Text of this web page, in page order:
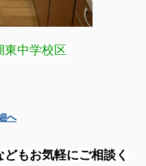
東中学校区
へ
もお気軽にご相談く